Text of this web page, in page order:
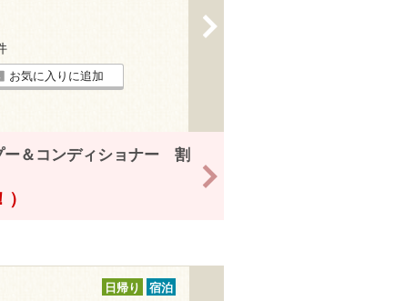
お気に入りに追加
ー＆コンディショナー 割
日帰り 宿泊